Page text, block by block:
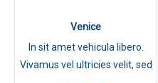
Venice
In sit amet vehicula libero.
Vivamus vel ultricies velit, sed